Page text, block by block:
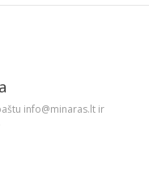
info@minaras.lt ir